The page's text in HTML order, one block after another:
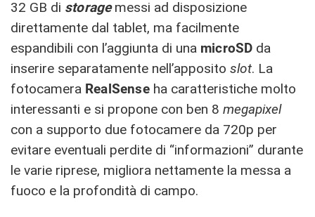
32 GB di storagemessi ad disposizione
direttamente dal tablet, ma facilmente
espandibili con l’aggiunta di una microSD da
inserire separatamente nell’apposito slot. La
fotocamera RealSenseha caratteristiche molto
interessanti e si propone con ben 8 megapixel
con a supporto due fotocamere da 720p per
evitare eventuali perdite di “informazioni” durante
le varie riprese, migliora nettamente la messa a
fuoco e la profondità di campo.